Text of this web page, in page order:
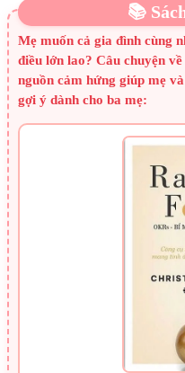
📚
Mẹ muốn cả gia đình cùng
điều lớn lao? Câu chuyện
nguồn cảm hứng giúp mẹ
gợi ý dành cho ba mẹ: